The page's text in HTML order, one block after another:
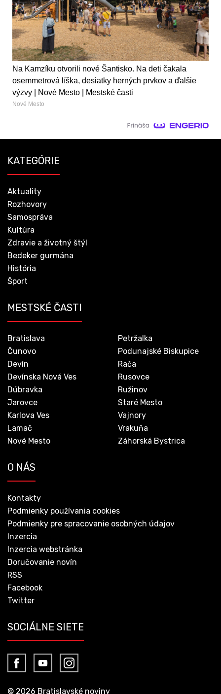
Na Kamzíku otvorili nové Šantisko. Na deti čakala
osemmetrová líška, desiatky herných prvkov a ďalšie
výzvy | Nové Mesto | Mestské časti
Nové Mesto
KATEGÓRIE
Aktuality
Rozhovory
Samospráva
Kultúra
Zdravie a životný štýl
Bedeker gurmána
História
Šport
MESTSKÉ ČASTI
Bratislava
Čunovo
Devín
Devínska Nová Ves
Dúbravka
Jarovce
Karlova Ves
Lamač
Nové Mesto
Petržalka
Podunajské Biskupice
Rača
Rusovce
Ružinov
Staré Mesto
Vajnory
Vrakuňa
Záhorská Bystrica
O NÁS
Kontakty
Podmienky používania cookies
Podmienky pre spracovanie osobných údajov
Inzercia
Inzercia webstránka
Doručovanie novín
RSS
Facebook
Twitter
SOCIÁLNE SIETE
© 2026 Bratislavské noviny